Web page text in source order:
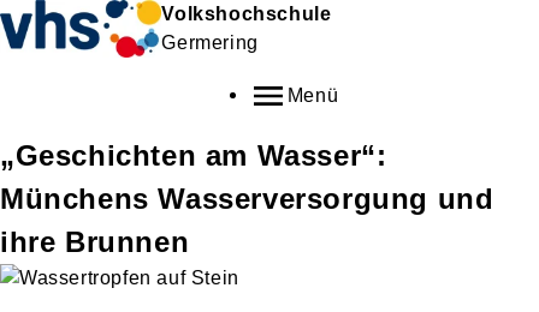
Volkshochschule
Germering
Menü
„Geschichten am Wasser“:
Münchens Wasserversorgung und
ihre Brunnen